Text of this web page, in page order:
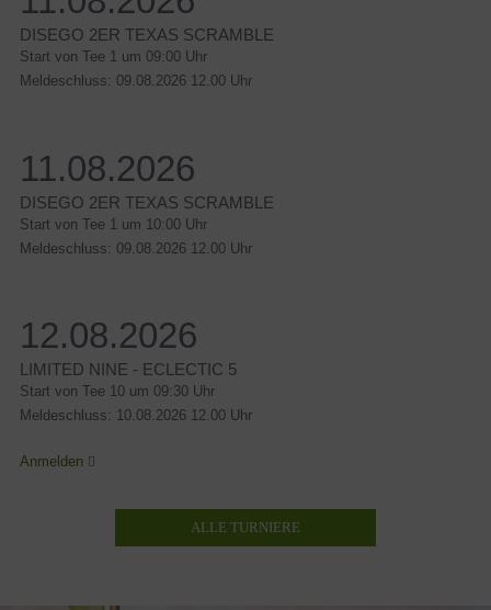
DISEGO 2ER TEXAS SCRAMBLE
Start von Tee 1 um 09:00 Uhr
Meldeschluss: 09.08.2026 12.00 Uhr
11.08.2026
DISEGO 2ER TEXAS SCRAMBLE
Start von Tee 1 um 10:00 Uhr
Meldeschluss: 09.08.2026 12.00 Uhr
12.08.2026
LIMITED NINE - ECLECTIC 5
Start von Tee 10 um 09:30 Uhr
Meldeschluss: 10.08.2026 12.00 Uhr
Anmelden 
ALLE TURNIERE